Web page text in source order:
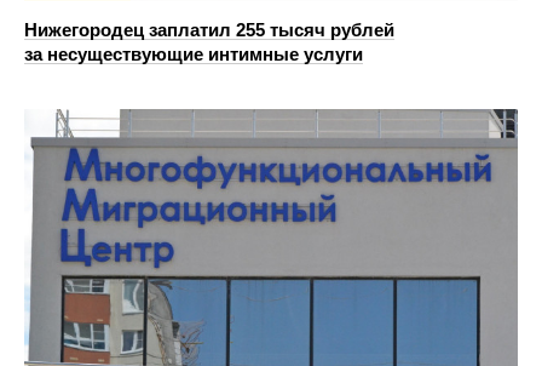
Нижегородец заплатил 255 тысяч рублей
за несуществующие интимные услуги